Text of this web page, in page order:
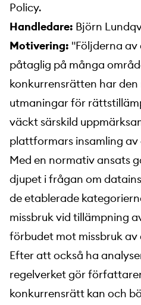
Policy.
Handledare: Björn
Motivering: "Följderna
påtaglig på många
konkurrensrätten har
utmaningar för
väckt särskild
plattformars insamling
Med en normativ ansats
djupet i frågan om
de etablerade
missbruk vid tillämpning
förbudet mot missbruk
Efter att också ha
regelverket gör
konkurrensrätt kan och